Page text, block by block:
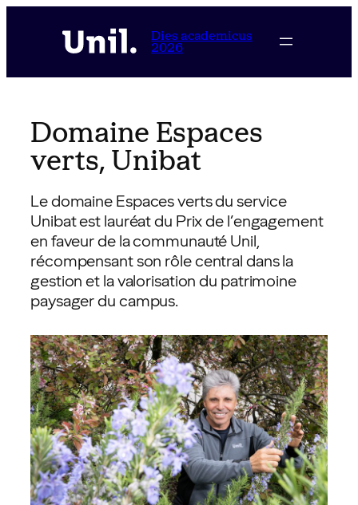
Dies academicus
2026
Domaine Espaces
verts, Unibat
Le domaine Espaces verts du service
Unibat est lauréat du Prix de l’engagement
en faveur de la communauté Unil,
récompensant son rôle central dans la
gestion et la valorisation du patrimoine
paysager du campus.